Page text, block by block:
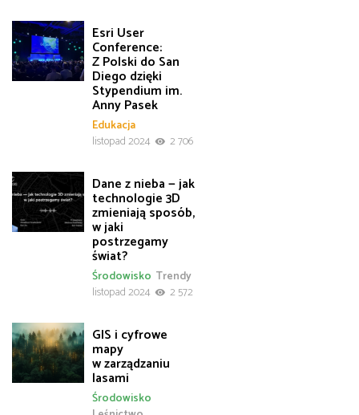
Esri User
Conference:
Z Polski do San
Diego dzięki
Stypendium im.
Anny Pasek
Edukacja
listopad 2024
2 706
Dane z nieba — jak
technologie 3D
zmieniają sposób,
w jaki
postrzegamy
świat?
Środowisko Trendy
listopad 2024
2 572
GIS i cyfrowe
mapy
w zarządzaniu
lasami
Środowisko